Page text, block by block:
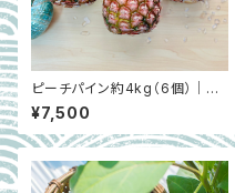
ピーチパイン約4kg（6個）｜希
少な国産パイナップル（5月中旬
～6月末）｜沖縄県西表島
¥7,500